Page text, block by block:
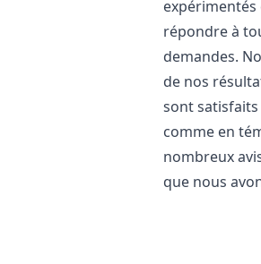
répondre à
demandes.
de nos
sont
comme en
nombreux
que nous